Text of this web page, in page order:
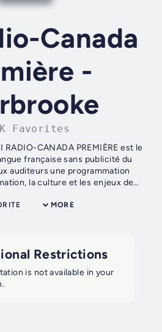
Canada
-
Favorites
CANADA PREMIÈRE est le
française sans publicité du
une programmation
enjeux de
MORE
Restrictions
is not available in your